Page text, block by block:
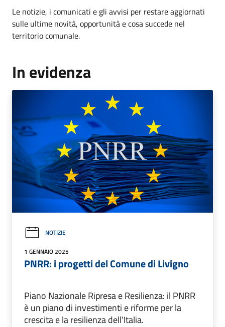
Le notizie, i comunicati e gli avvisi per restare aggiornati
sulle ultime novità, opportunità e cosa succede nel
territorio comunale.
In evidenza
NOTIZIE
1 GENNAIO 2025
PNRR: i progetti del Comune di Livigno
Piano Nazionale Ripresa e Resilienza: il PNRR
è un piano di investimenti e riforme per la
crescita e la resilienza dell'Italia.